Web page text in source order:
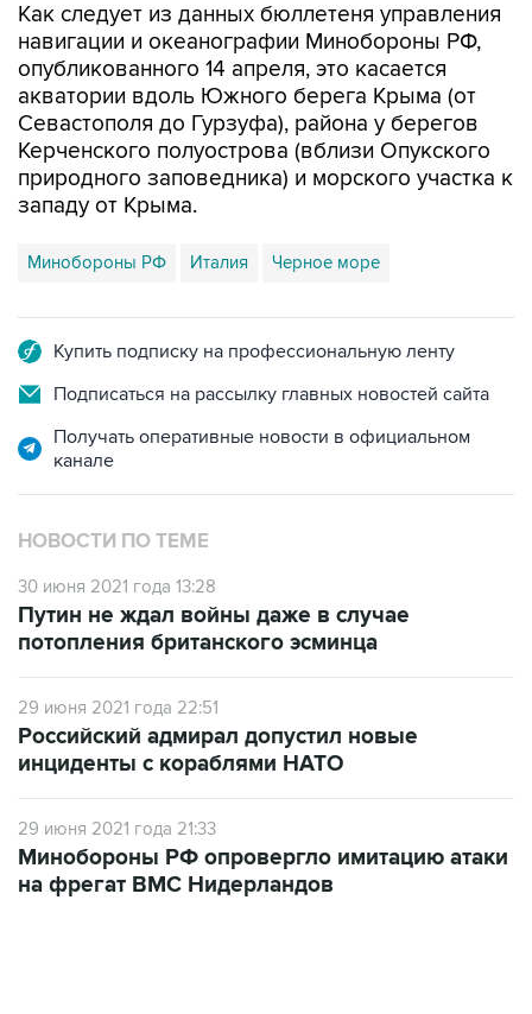
Как следует из данных бюллетеня управления
навигации и океанографии Минобороны РФ,
опубликованного 14 апреля, это касается
акватории вдоль Южного берега Крыма (от
Севастополя до Гурзуфа), района у берегов
Керченского полуострова (вблизи Опукского
природного заповедника) и морского участка к
западу от Крыма.
Минобороны РФ Италия Черное море
Купить подписку на профессиональную ленту
Подписаться на рассылку главных новостей сайта
Получать оперативные новости в официальном
канале
НОВОСТИ ПО ТЕМЕ
30 июня 2021 года 13:28
Путин не ждал войны даже в случае
потопления британского эсминца
29 июня 2021 года 22:51
Российский адмирал допустил новые
инциденты с кораблями НАТО
29 июня 2021 года 21:33
Минобороны РФ опровергло имитацию атаки
на фрегат ВМС Нидерландов